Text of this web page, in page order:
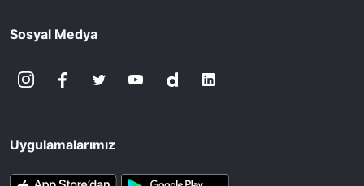
Sosyal Medya
Uygulamalarımız